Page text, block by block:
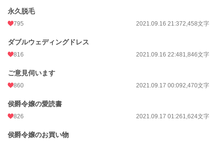
お気に入り
初回公開日時
初回完結日時 2021.09.23 04:35
週間ポイント
月間ポイント 28,831 pt (1,641 位)
永久脱毛
795 2021.09.16 21:372,458文字
ダブルウェディングドレス
816 2021.09.16 22:481,846文字
ご意見伺います
860 2021.09.17 00:092,470文字
侯爵令嬢の愛読書
826 2021.09.17 01:261,624文字
侯爵令嬢のお買い物